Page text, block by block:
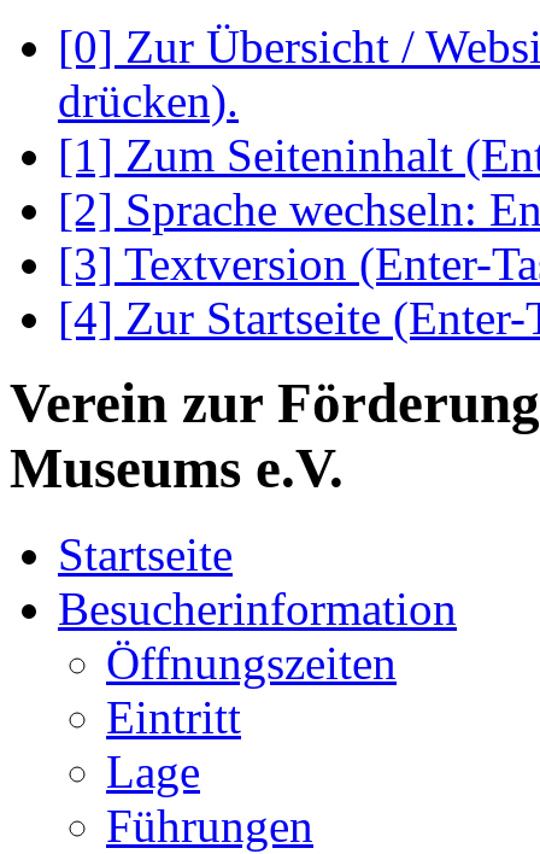
[0] Zur Übersicht /
drücken).
[1] Zum Seiteninhalt
[2] Sprache wechseln:
[3] Textversion (Enter-
[4] Zur Startseite (Enter-
Verein zur
Museums e.V.
Startseite
Besucherinformation
Öffnungszeiten
Eintritt
Lage
Führungen